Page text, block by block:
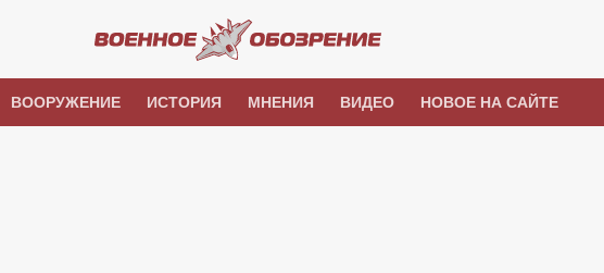
ВООРУЖЕНИЕ ИСТОРИЯ МНЕНИЯ ВИДЕО НОВОЕ НА САЙТЕ